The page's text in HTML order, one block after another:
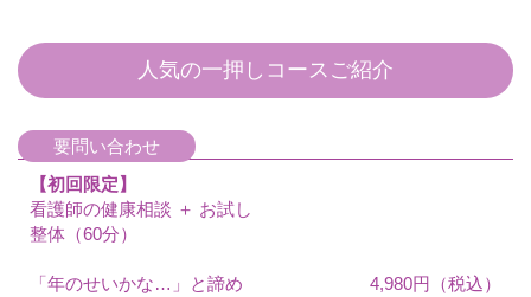
人気の一押しコースご紹介
要問い合わせ
【初回限定】
看護師の健康相談 ＋ お試し
整体（60分）
「年のせいかな…」と諦め
4,980円（税込）